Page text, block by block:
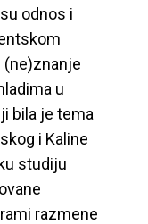
odnos i
(ne)znanje
u
bila je tema
i Kaline
studiju
razmene